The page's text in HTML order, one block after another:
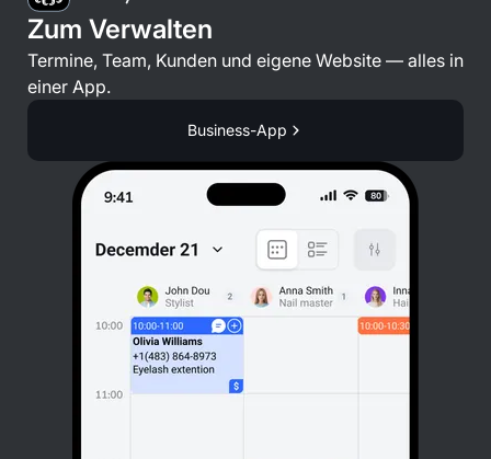
Zum Verwalten
Termine, Team, Kunden und eigene Website — alles in
einer App.
Business-App